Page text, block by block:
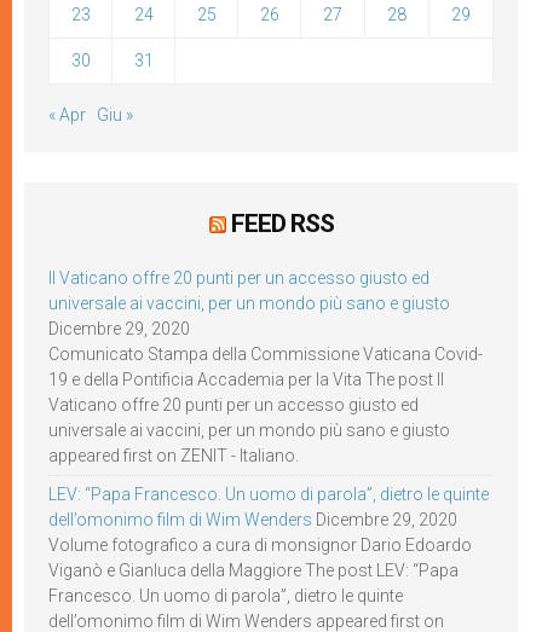
23 24 25 26 27 28 29
30 31
« Apr Giu »
FEED RSS
Il Vaticano offre 20 punti per un accesso giusto ed
universale ai vaccini, per un mondo più sano e giusto
Dicembre 29, 2020
Comunicato Stampa della Commissione Vaticana Covid-
19 e della Pontificia Accademia per la Vita The post Il
Vaticano offre 20 punti per un accesso giusto ed
universale ai vaccini, per un mondo più sano e giusto
appeared first on ZENIT - Italiano.
LEV: “Papa Francesco. Un uomo di parola”, dietro le quinte
dell’omonimo film di Wim Wenders Dicembre 29, 2020
Volume fotografico a cura di monsignor Dario Edoardo
Viganò e Gianluca della Maggiore The post LEV: “Papa
Francesco. Un uomo di parola”, dietro le quinte
dell’omonimo film di Wim Wenders appeared first on